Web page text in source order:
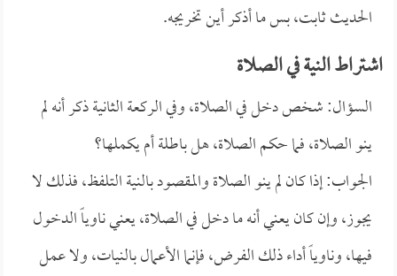
الحديث ثابت، بس ما أذكر أين تخريجه.
اشتراط النية في الصلاة
السؤال: شخص دخل في الصلاة، وفي الركعة الثانية ذكر أنه لم
ينو الصلاة، فما حكم الصلاة، هل باطلة أم يكملها؟
الجواب: إذا كان لم ينو الصلاة والمقصود بالنية التلفظ، فذلك لا
يجوز، وإن كان يعني أنه ما دخل في الصلاة، يعني ناوياً الدخول
فيها، وناوياً أداء ذلك الفرض، فإنما الأعمال بالنيات، ولا عمل